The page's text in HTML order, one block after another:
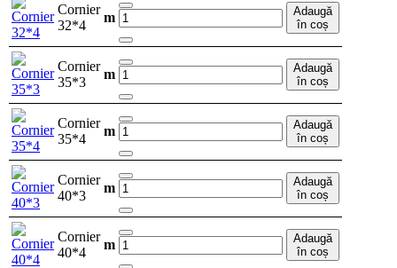
Cornier
32*4
m
Adaugă
în coș
Cornier
35*3
m
Adaugă
în coș
Cornier
35*4
m
Adaugă
în coș
Cornier
40*3
m
Adaugă
în coș
Cornier
40*4
m
Adaugă
în coș